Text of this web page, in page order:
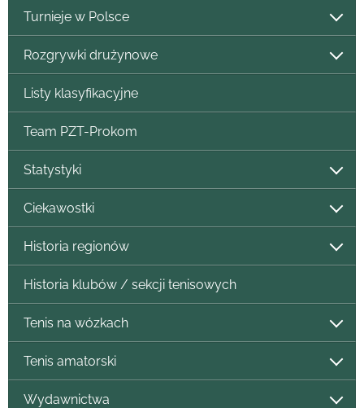
Turnieje w Polsce
Rozgrywki drużynowe
Listy klasyfikacyjne
Team PZT-Prokom
Statystyki
Ciekawostki
Historia regionów
Historia klubów / sekcji tenisowych
Tenis na wózkach
Tenis amatorski
Wydawnictwa